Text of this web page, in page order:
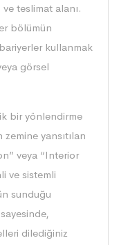
teslimat alanı.
bölümün
kullanmak
görsel
bir yönlendirme
yansıtılan
veya “Interior
ve sistemli
sunduğu
dilediğiniz